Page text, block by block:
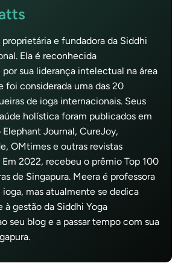
e fundadora da Siddhi
Ela é reconhecida
sua liderança intelectual na área
foi considerada uma das 20
de ioga internacionais. Seus
holística foram publicados em
Journal, CureJoy,
OMtimes e outras revistas
2022, recebeu o prêmio Top 100
de Singapura. Meera é professora
mas atualmente se dedica
gestão da Siddhi Yoga
seu blog e a passar tempo com sua